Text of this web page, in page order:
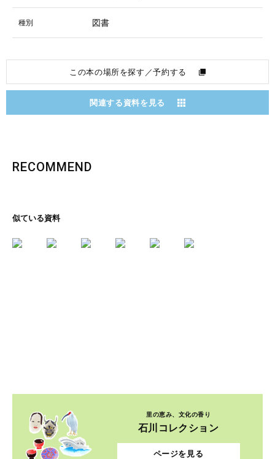
種別 図書
この本の場所を探す／予約する
関連する資料を見る
RECOMMEND
似ている資料
里の恵み、文化の香り
石川コレクション
ページを見る